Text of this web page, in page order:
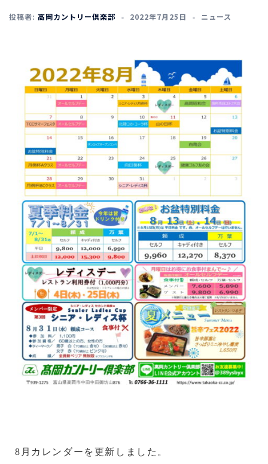
投稿者: 高岡カントリー倶楽部 2022年7月25日 ニュース
8 月カレンダーを更新しました。